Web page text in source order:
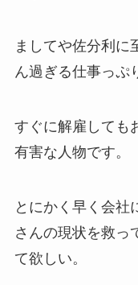
ましてや佐分利に
ん過ぎる仕事っぷ
すぐに解雇しても
有害な人物です。
とにかく早く会社
さんの現状を救っ
て欲しい。